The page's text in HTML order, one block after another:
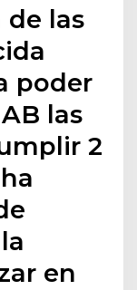
de las
poder
las
2
en